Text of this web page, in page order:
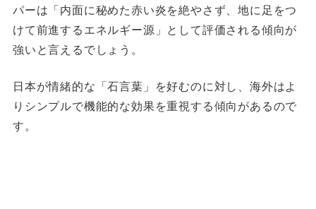
パーは「内面に秘めた赤い炎を絶やさず、地に足をつ
けて前進するエネルギー源」として評価される傾向が
強いと言えるでしょう。
日本が情緒的な「石言葉」を好むのに対し、海外はよ
りシンプルで機能的な効果を重視する傾向があるので
す。